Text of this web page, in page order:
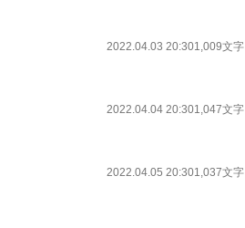
2022.04.03 20:301,009文字
2022.04.04 20:301,047文字
2022.04.05 20:301,037文字